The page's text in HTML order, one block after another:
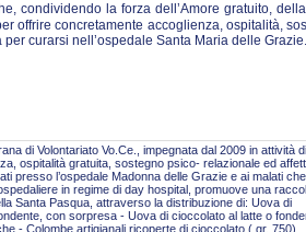
condividendo la forza dell’Amore gratuito,
offrire concretamente accoglienza, ospitalità,
curarsi nell’ospedale Santa Maria delle Grazie.
di Volontariato Vo.Ce., impegnata dal 2009 in attività di
ospitalità gratuita, sostegno psico- relazionale ed
presso l’ospedale Madonna delle Grazie e ai malati che
in regime di day hospital, promuove una
Santa Pasqua, attraverso la distribuzione di: Uova di
con sorpresa - Uova di cioccolato al latte o
- Colombe artigianali ricoperte di cioccolato ( gr. 750)